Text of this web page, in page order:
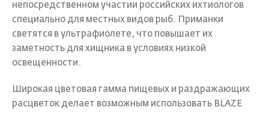
непосредственном участии российских ихтиологов
специально для местных видов рыб. Приманки
светятся в ультрафиолете, что повышает их
заметность для хищника в условиях низкой
освещенности.
Широкая цветовая гамма пищевых и раздражающих
расцветок делает возможным использовать BLAZE